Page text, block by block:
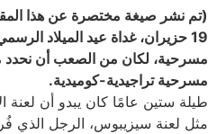
(تم نشر صيغة مختصرة عن هذا
19 حزيران، غداة عيد الميلاد
مسرحية، لكان من الصعب أن نحدد ما
مسرحية تراجيدية-كوميدية.
طيلة ستين عامًا كان يبدو أن لعنة
مثل لعنة سيزيبوس، الرجل الذي